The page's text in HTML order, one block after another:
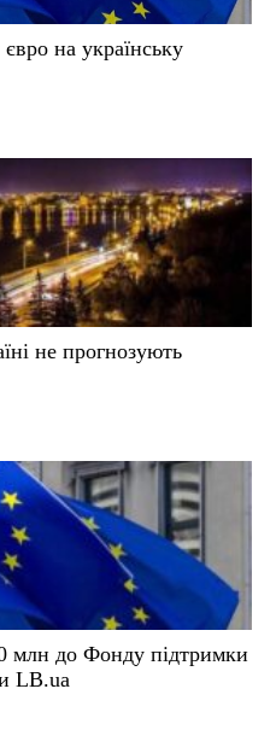
на українську
не прогнозують
млн до Фонду підтримки
LB.ua